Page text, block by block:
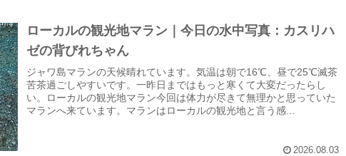
ローカルの観光地マラン｜今日の水中写真：カスリハ
ゼの背びれちゃん
ジャワ島マランの天候晴れています。気温は朝で16℃、昼で25℃滅茶
苦茶過ごしやすいです。一昨日まではもっと寒くて大変だったらし
い。ローカルの観光地マラン今回は体力が尽きて無理かと思っていた
マランへ来ています。マランはローカルの観光地と言う感...
2026.08.03